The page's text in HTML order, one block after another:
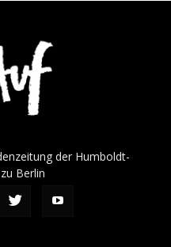
der Humboldt-
Berlin